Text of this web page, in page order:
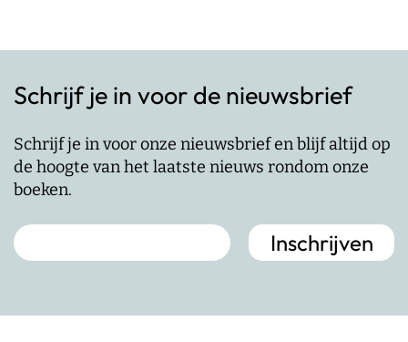
Schrijf je in voor de nieuwsbrief
Schrijf je in voor onze nieuwsbrief en blijf altijd op
de hoogte van het laatste nieuws rondom onze
boeken.